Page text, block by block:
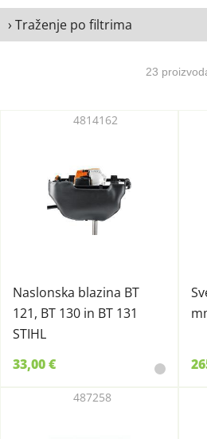
› Traženje po filtrima
23
Naslonska blazina BT
121, BT 130 in BT 131
STIHL
4814162
33,00 €
487258